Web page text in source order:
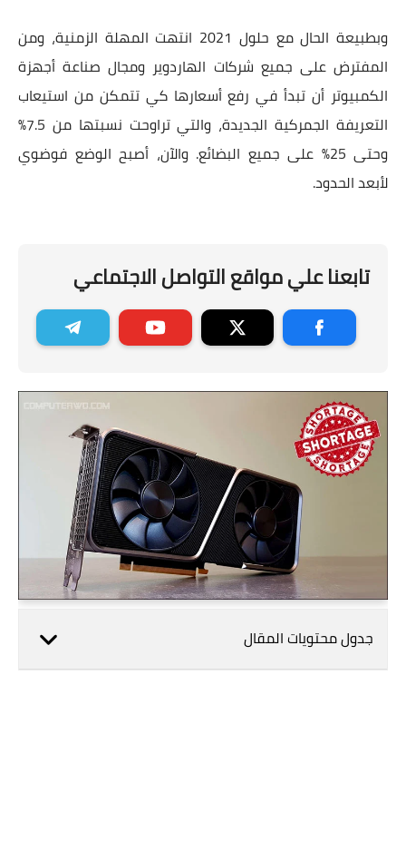
وبطبيعة الحال مع حلول 2021 انتهت المهلة الزمنية، ومن
المفترض على جميع شركات الهاردوير ومجال صناعة أجهزة
الكمبيوتر أن تبدأ في رفع أسعارها كي تتمكن من استيعاب
التعريفة الجمركية الجديدة، والتي تراوحت نسبتها من 7.5%
وحتى 25% على جميع البضائع. والآن، أصبح الوضع فوضوي
لأبعد الحدود.
تابعنا علي مواقع التواصل الاجتماعي
جدول محتويات المقال